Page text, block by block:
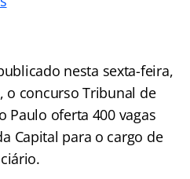
nesta sexta-feira,
o concurso Tribunal de
Paulo oferta 400 vagas
Capital para o cargo de